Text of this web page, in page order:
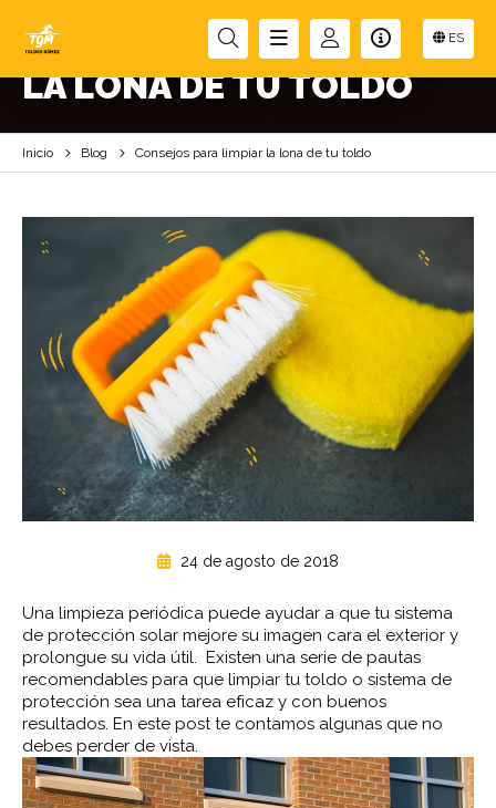
ES
CONSEJOS PARA LIMPIAR
LA LONA DE TU TOLDO
Inicio Blog Consejos para limpiar la lona de tu toldo
24 de agosto de 2018
Una limpieza periódica puede ayudar a que tu sistema
de protección solar mejore su imagen cara el exterior y
prolongue su vida útil. Existen una serie de pautas
recomendables para que limpiar tu toldo o sistema de
protección sea una tarea eficaz y con buenos
resultados. En este post te contamos algunas que no
debes perder de vista.